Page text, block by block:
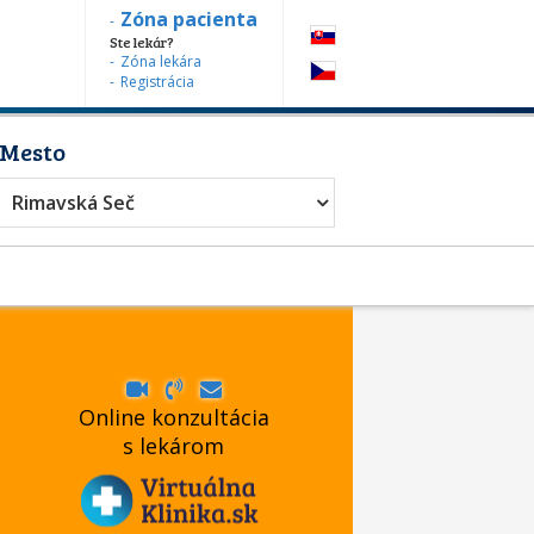
Zóna pacienta
Ste lekár?
Zóna lekára
Registrácia
Mesto
Rimavská Seč
Online konzultácia
s lekárom